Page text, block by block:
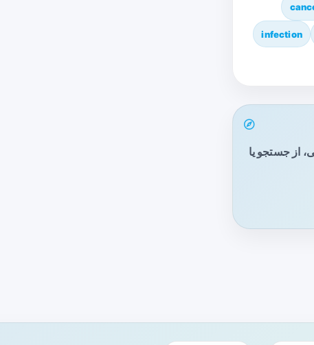
infection
از جستجو یا